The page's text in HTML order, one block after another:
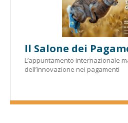
Il Salone dei
L’appuntamento internazionale
dell’innovazione nei pagamenti